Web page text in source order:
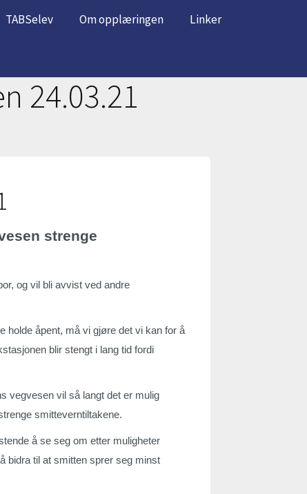
TABSelev Om opplæringen Linker
24.03.21
strenge
og vil bli avvist ved andre
holde åpent, må vi gjøre det vi kan for å
blir stengt i lang tid fordi
vegvesen vil så langt det er mulig
smitteverntiltakene.
å se seg om etter muligheter
bidra til at smitten sprer seg minst